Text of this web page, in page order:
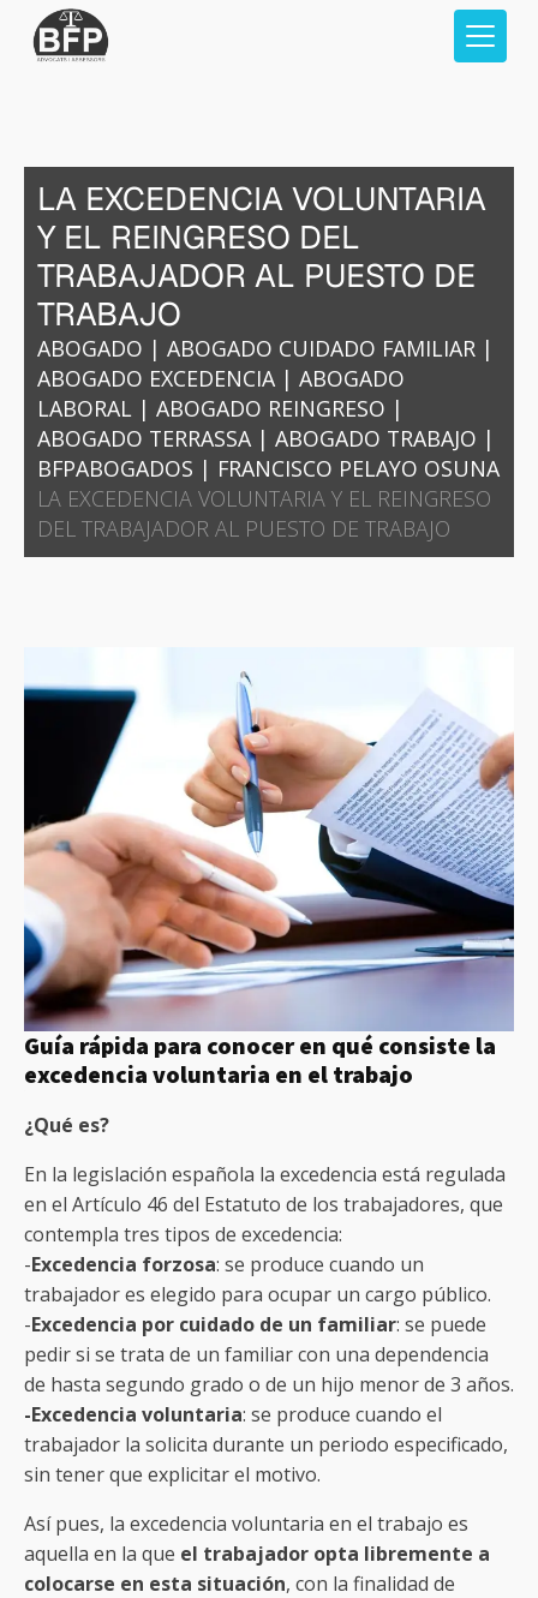
LA EXCEDENCIA VOLUNTARIA
Y EL REINGRESO DEL
TRABAJADOR AL PUESTO DE
TRABAJO
ABOGADO |ABOGADO CUIDADO FAMILIAR |
ABOGADO EXCEDENCIA |ABOGADO
LABORAL |ABOGADO REINGRESO |
ABOGADO TERRASSA |ABOGADO TRABAJO |
BFPABOGADOS | FRANCISCO PELAYO OSUNA
LA EXCEDENCIA VOLUNTARIA Y EL REINGRESO
DEL TRABAJADOR AL PUESTO DE TRABAJO
Guía rápida para conocer en qué consiste la
excedencia voluntaria en el trabajo
¿Qué es?
En la legislación española la excedencia está regulada
en el Artículo 46 del Estatuto de los trabajadores, que
contempla tres tipos de excedencia:
-Excedencia forzosa: se produce cuando un
trabajador es elegido para ocupar un cargo público.
-Excedencia por cuidado de un familiar: se puede
pedir si se trata de un familiar con una dependencia
de hasta segundo grado o de un hijo menor de 3 años.
-Excedencia voluntaria: se produce cuando el
trabajador la solicita durante un periodo especificado,
sin tener que explicitar el motivo.
Así pues, la excedencia voluntaria en el trabajo es
aquella en la que el trabajador opta libremente a
colocarse en esta situación, con la finalidad de